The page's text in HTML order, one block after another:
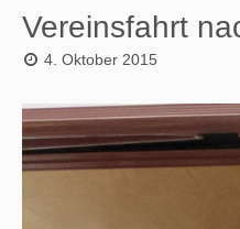
Vereinsfahrt
4. Oktober 2015